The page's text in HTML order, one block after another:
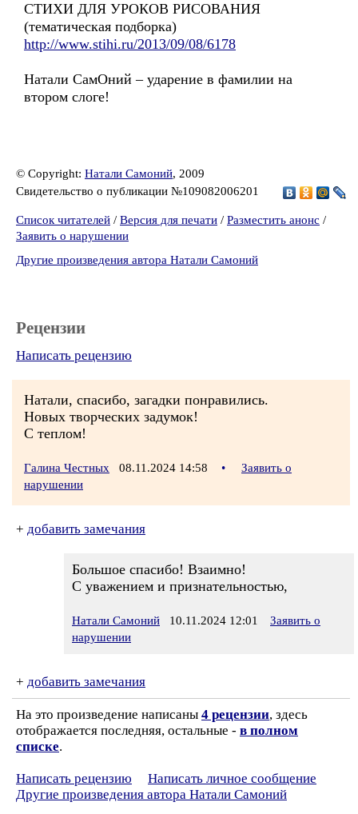
СТИХИ ДЛЯ УРОКОВ РИСОВАНИЯ
(тематическая подборка)
http://www.stihi.ru/2013/09/08/6178
Натали СамОний – ударение в фамилии на
втором слоге!
© Copyright: Натали Самоний, 2009
Свидетельство о публикации №109082006201
Список читателей / Версия для печати / Разместить анонс /
Заявить о нарушении
Другие произведения автора Натали Самоний
Рецензии
Написать рецензию
Натали, спасибо, загадки понравились.
Новых творческих задумок!
С теплом!
Галина Честных 08.11.2024 14:58 •
Заявить о
нарушении
+ добавить замечания
Большое спасибо! Взаимно!
С уважением и признательностью,
Натали Самоний 10.11.2024 12:01
Заявить о
нарушении
+ добавить замечания
На это произведение написаны 4 рецензии, здесь
отображается последняя, остальные - в полном
списке.
Написать рецензию
Написать личное сообщение
Другие произведения автора Натали Самоний